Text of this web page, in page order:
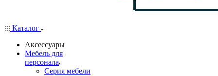
Каталог
Аксессуары
Мебель для
персонала
Серия мебели